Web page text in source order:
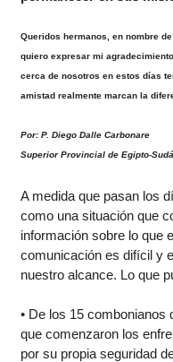
Queridos hermanos, en nombre
quiero expresar mi
cerca de nosotros en estos días
amistad realmente marcan la
Por: P. Diego Dalle Carbonare
Superior Provincial de Egipto-
A medida que pasan los
como una situación que
información sobre lo que
comunicación es difícil y
nuestro alcance. Lo que
• De los 15 combonianos
que comenzaron los
por su propia seguridad